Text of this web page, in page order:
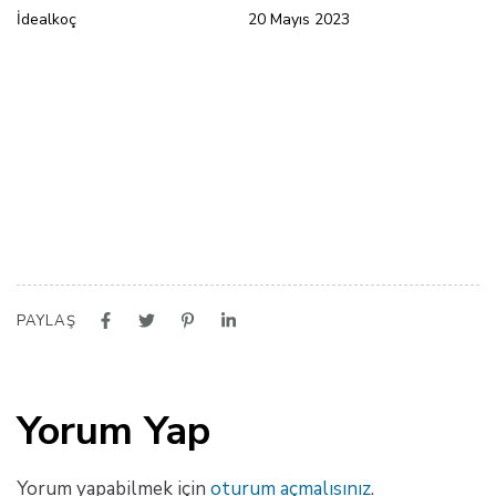
İdealkoç 20 Mayıs 2023
PAYLAŞ
Yorum Yap
Yorum yapabilmek için oturum açmalısınız.